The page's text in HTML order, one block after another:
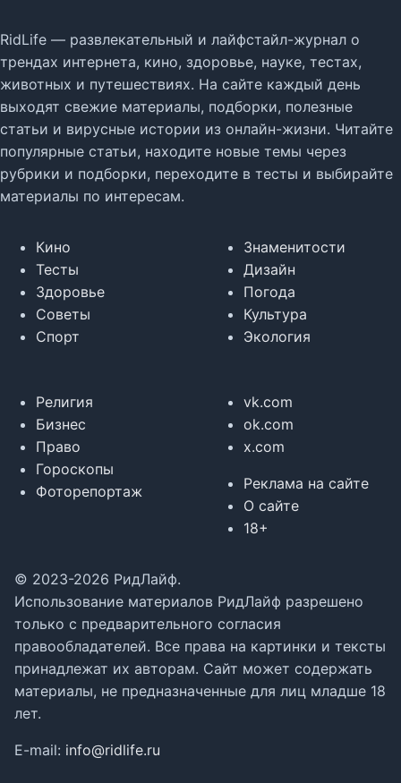
RidLife — развлекательный и лайфстайл-журнал о
трендах интернета, кино, здоровье, науке, тестах,
животных и путешествиях. На сайте каждый день
выходят свежие материалы, подборки, полезные
статьи и вирусные истории из онлайн-жизни. Читайте
популярные статьи, находите новые темы через
рубрики и подборки, переходите в тесты и выбирайте
материалы по интересам.
Кино
Тесты
Здоровье
Советы
Спорт
Знаменитости
Дизайн
Погода
Культура
Экология
Религия
Бизнес
Право
Гороскопы
Фоторепортаж
vk.com
ok.com
x.com
Реклама на сайте
О сайте
18+
© 2023-2026 РидЛайф.
Использование материалов РидЛайф разрешено
только с предварительного согласия
правообладателей. Все права на картинки и тексты
принадлежат их авторам. Сайт может содержать
материалы, не предназначенные для лиц младше 18
лет.
E-mail: info@ridlife.ru